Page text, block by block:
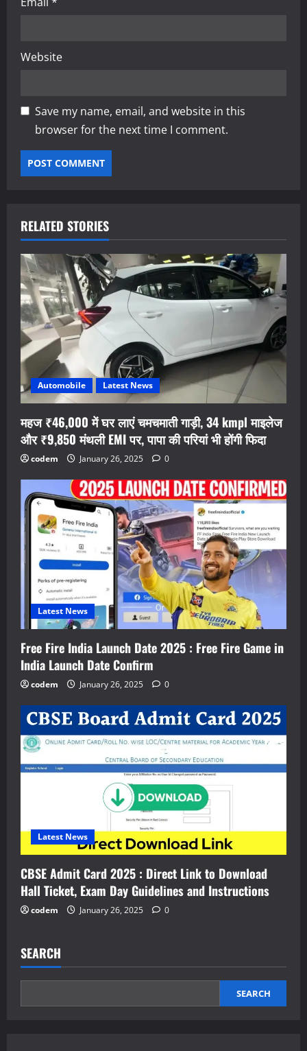
Website
Save my name, email, and website in this
browser for the next time I comment.
RELATED STORIES
Automobile Latest News
महज ₹46,000 में घर लाएं चमचमाती गाड़ी, 34 kmpl माइलेज
और ₹9,850 मंथली EMI पर, पापा की परियां भी होंगी फिदा
codem January 26, 2025 0
Latest News
Free Fire India Launch Date 2025 : Free Fire Game in
India Launch Date Confirm
codem January 26, 2025 0
Latest News
CBSE Admit Card 2025 : Direct Link to Download
Hall Ticket, Exam Day Guidelines and Instructions
codem January 26, 2025 0
SEARCH
SEARCH